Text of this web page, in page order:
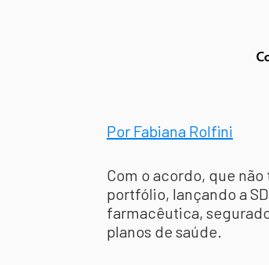
Por Fabiana Rolfini
Com o acordo, que
portfólio, lançando a
farmacêutica,
planos de saúde.